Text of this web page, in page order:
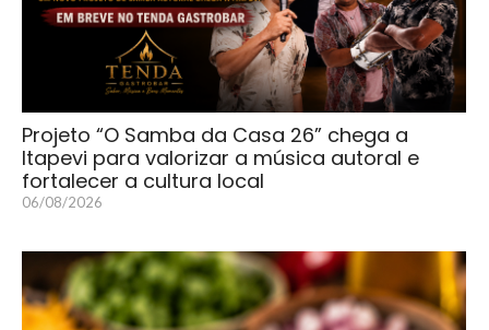
Projeto “O Samba da Casa 26” chega a
Itapevi para valorizar a música autoral e
fortalecer a cultura local
06/08/2026